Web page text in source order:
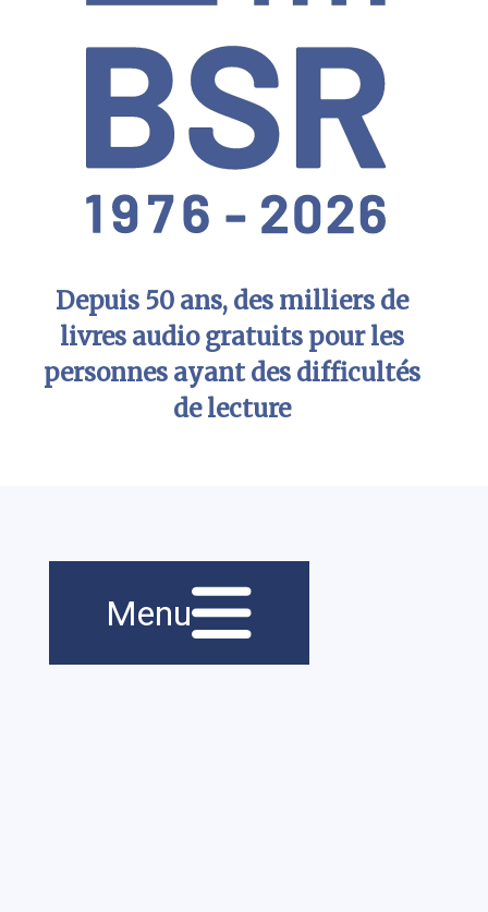
Depuis 50 ans, des milliers de
livres audio gratuits pour les
personnes ayant des difficultés
de lecture
principale
Menu